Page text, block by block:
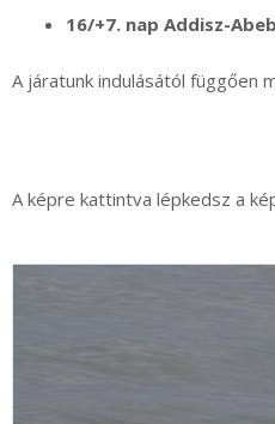
16/+7. nap Addisz-
A járatunk indulásától függően
A képre kattintva lépkedsz a